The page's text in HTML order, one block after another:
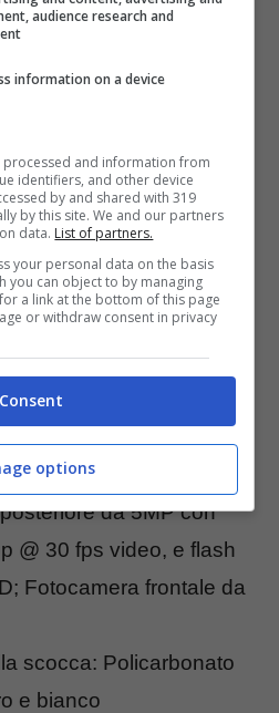
Windows 10
da 4,7 pollici a
(315 ppi)
210 con CPU quad-
da 5MP con
@ 30 fps video, e flash
Fotocamera frontale da
scocca: Policarbonato
e bianco
audience research and
information on a device
and information from
identifiers, and other device
by and shared with 319
by this site. We and our partners
data. List of partners.
your personal data on the basis
you can object to by managing
a link at the bottom of this page
or withdraw consent in privacy
Consent
options